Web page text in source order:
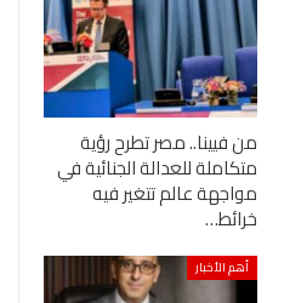
من فيينا.. مصر تطرح رؤية
متكاملة للعدالة الجنائية في
مواجهة عالم تتغير فيه
خرائط…
أهم الأخبار